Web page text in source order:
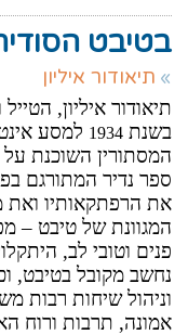
בטיבט
תיאודור איליון
תיאודור איליון,
בשנת 1934 למסע
המסתורין השוכנת
ספר נדיר המתורגם
את הרפתקאותיו ואת
המגוונת של טיבט –
פנים וטובי לב,
נחשב מקובל בטיבט,
וניהול שיחות רבות
אמונה, תרבות ורוח